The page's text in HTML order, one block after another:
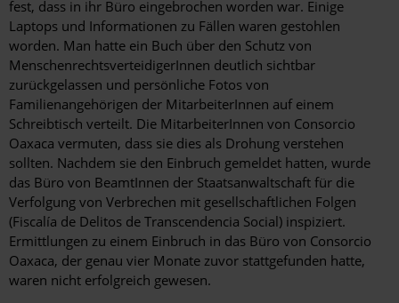
fest, dass in ihr Büro eingebrochen worden war. Einige
Laptops und Informationen zu Fällen waren gestohlen
worden. Man hatte ein Buch über den Schutz von
MenschenrechtsverteidigerInnen deutlich sichtbar
zurückgelassen und persönliche Fotos von
Familienangehörigen der MitarbeiterInnen auf einem
Schreibtisch verteilt. Die MitarbeiterInnen von Consorcio
Oaxaca vermuten, dass sie dies als Drohung verstehen
sollten. Nachdem sie den Einbruch gemeldet hatten, wurde
das Büro von BeamtInnen der Staatsanwaltschaft für die
Verfolgung von Verbrechen mit gesellschaftlichen Folgen
(Fiscalía de Delitos de Transcendencia Social) inspiziert.
Ermittlungen zu einem Einbruch in das Büro von Consorcio
Oaxaca, der genau vier Monate zuvor stattgefunden hatte,
waren nicht erfolgreich gewesen.